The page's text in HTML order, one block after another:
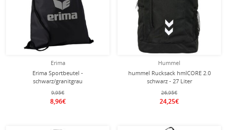
Erima
Erima Sportbeutel -
schwarz/granitgrau
9,95€
8,96€
Hummel
hummel Rucksack hmlCORE 2.0
schwarz - 27 Liter
26,95€
24,25€